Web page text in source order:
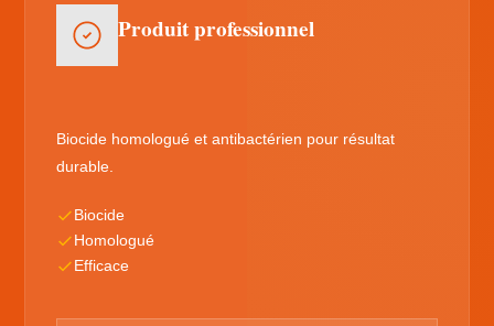
Produit professionnel
Biocide homologué et antibactérien pour résultat
durable.
Biocide
Homologué
Efficace